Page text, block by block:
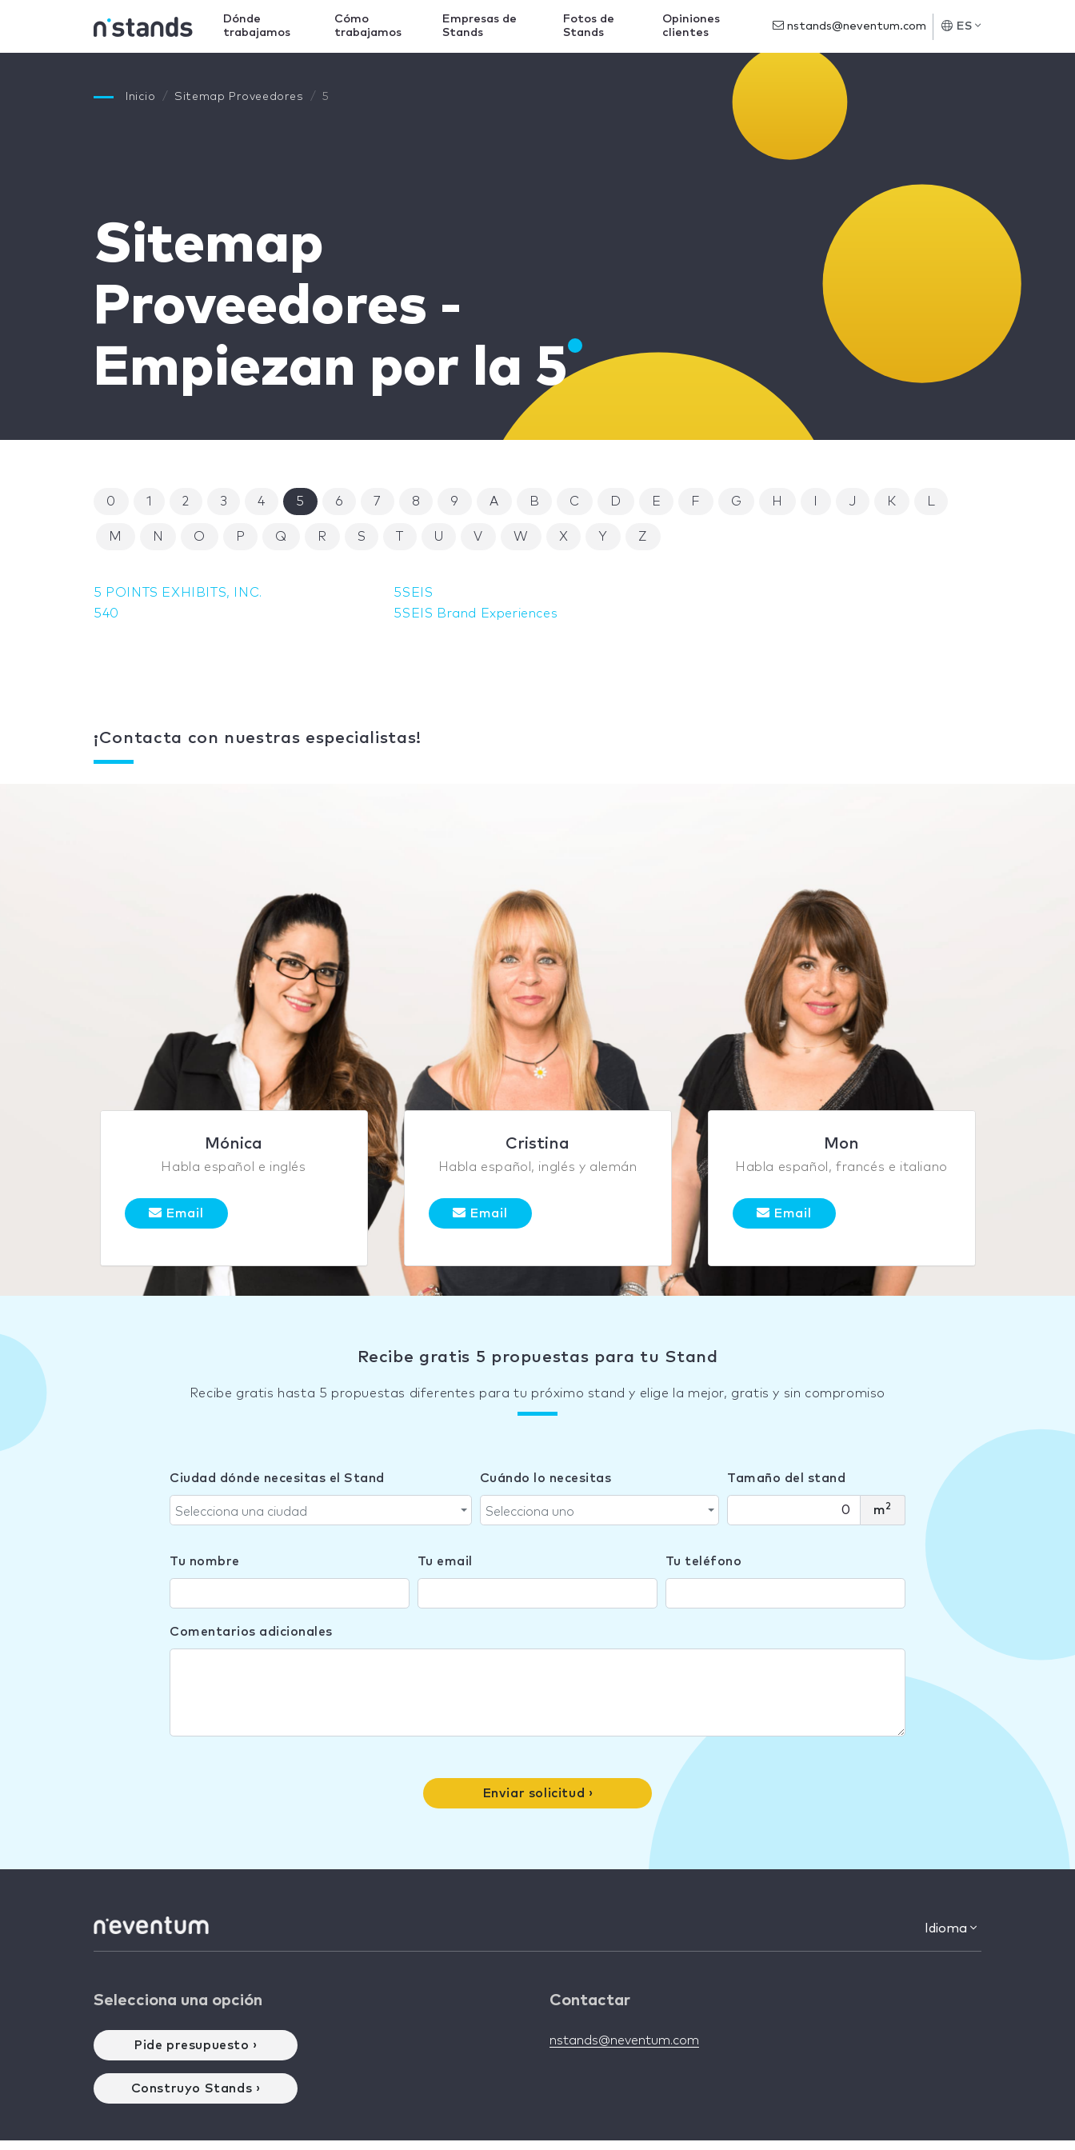
Dónde
trabajamos
Cómo
trabajamos
Empresas de
Stands
Fotos de
Stands
Opiniones
clientes
nstands@neventum.com ES
Inicio Sitemap Proveedores 5
Sitemap
Proveedores -
Empiezan por la 5
0 1 2 3 4 5 6 7 8 9 A B C D E F G H J K
M N O P Q R S U V W X Y Z
5 POINTS EXHIBITS, INC.
540
5SEIS
5SEIS Brand Experiences
¡Contacta con nuestras especialistas!
Mónica
Habla español e inglés
Email
Cristina
Habla español, inglés y alemán
Email
Mon
Habla español, francés e italiano
Email
Recibe gratis 5 propuestas para tu Stand
Recibe gratis hasta 5 propuestas diferentes para tu próximo stand y elige la mejor, gratis y sin compromiso
Ciudad dónde necesitas el Stand
Selecciona una ciudad
Cuándo lo necesitas
Selecciona uno
Tamaño del stand
m2
Tu nombre Tu email Tu teléfono
Comentarios adicionales
Enviar solicitud ›
Idioma
Selecciona una opción
Pide presupuesto ›
Construyo Stands ›
Contactar
nstands@neventum.com